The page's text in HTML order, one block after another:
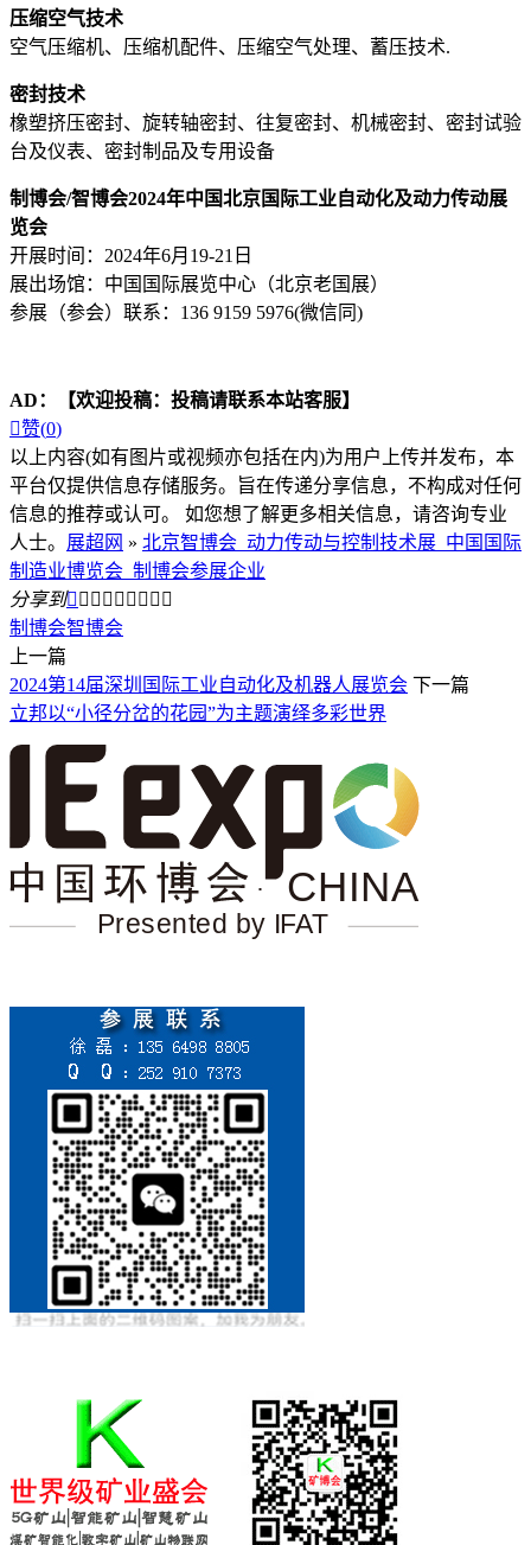
压缩空气技术
空气压缩机、压缩机配件、压缩空气处理、蓄压技术.
密封技术
橡塑挤压密封、旋转轴密封、往复密封、机械密封、密封试验
台及仪表、密封制品及专用设备
制博会/智博会2024年中国北京国际工业自动化及动力传动展
览会
开展时间：2024年6月19-21日
展出场馆：中国国际展览中心（北京老国展）
参展（参会）联系：136 9159 5976(微信同)
AD：
【欢迎投稿：投稿请联系本站客服】
赞(0)
以上内容(如有图片或视频亦包括在内)为用户上传并发布，本
平台仅提供信息存储服务。旨在传递分享信息，不构成对任何
信息的推荐或认可。 如您想了解更多相关信息，请咨询专业
人士。 展超网 » 北京智博会_动力传动与控制技术展_中国国际
制造业博览会_制博会参展企业
分享到        
制博会智博会
上一篇
2024第14届深圳国际工业自动化及机器人展览会 下一篇
立邦以“小径分岔的花园”为主题演绎多彩世界